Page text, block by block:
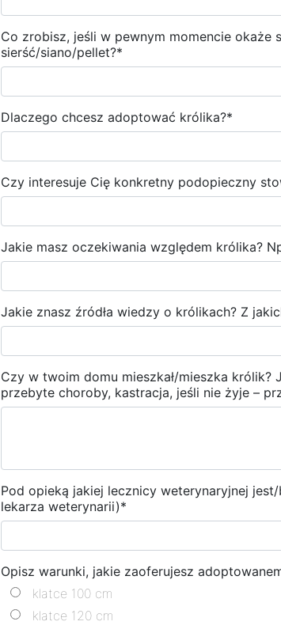
Co zrobisz, jeśli w pewnym momencie
sierść/siano/pellet?*
Dlaczego chcesz adoptować królika?*
Czy interesuje Cię konkretny podopieczny
Jakie masz oczekiwania względem królika?
Jakie znasz źródła wiedzy o królikach? Z
Czy w twoim domu mieszkał/mieszka
przebyte choroby, kastracja, jeśli nie żyje –
Pod opieką jakiej lecznicy weterynaryjnej
lekarza weterynarii)*
Opisz warunki, jakie zaoferujesz
klatce 100 cm
klatce 120 cm